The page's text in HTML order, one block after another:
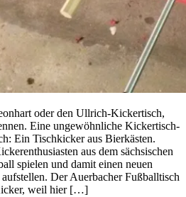
oder den Ullrich-Kickertisch,
Eine ungewöhnliche Kickertisch-
Ein Tischkicker aus Bierkästen.
aus dem sächsischen
spielen und damit einen neuen
Der Auerbacher Fußballtisch
weil hier […]